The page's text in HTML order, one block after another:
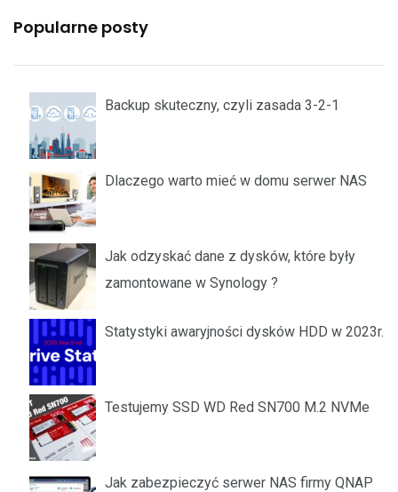
Popularne posty
Backup skuteczny, czyli zasada 3-2-1
Dlaczego warto mieć w domu serwer NAS
Jak odzyskać dane z dysków, które były
zamontowane w Synology ?
Statystyki awaryjności dysków HDD w 2023r.
Testujemy SSD WD Red SN700 M.2 NVMe
Jak zabezpieczyć serwer NAS firmy QNAP